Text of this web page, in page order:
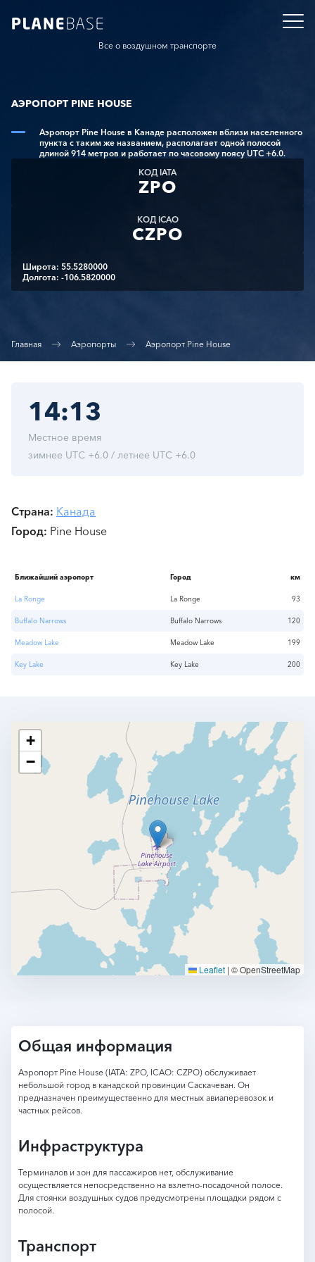
Все о воздушном транспорте
АЭРОПОРТ PINE HOUSE
Аэропорт Pine House в Канаде расположен вблизи населенного
пункта с таким же названием, располагает одной полосой
длиной 914 метров и работает по часовому поясу UTC +6.0.
КОД IATA
ZPO
КОД ICAO
CZPO
Широта: 55.5280000
Долгота: -106.5820000
Главная Аэропорты Аэропорт Pine House
14:13
Местное время
зимнее UTC +6.0 / летнее UTC +6.0
Страна Канада
Город Pine House
Ближайший аэропорт Город км
La Ronge La Ronge 93
Buffalo Narrows Buffalo Narrows 120
Meadow Lake Meadow Lake 199
Key Lake Key Lake 200
+
−
Leaflet | © OpenStreetMap
Общая информация
Аэропорт Pine House (IATA: ZPO, ICAO: CZPO) обслуживает
небольшой город в канадской провинции Саскачеван. Он
предназначен преимущественно для местных авиаперевозок и
частных рейсов.
Инфраструктура
Терминалов и зон для пассажиров нет, обслуживание
осуществляется непосредственно на взлетно-посадочной полосе.
Для стоянки воздушных судов предусмотрены площадки рядом с
полосой.
Транспорт